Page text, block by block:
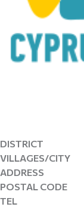
DISTRICT
VILLAGES/CITY
ADDRESS
POSTAL CODE
TEL